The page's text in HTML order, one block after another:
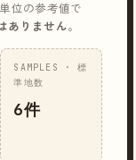
位の参考値で
ありません。
SAMPLES · 標
準地数
6件